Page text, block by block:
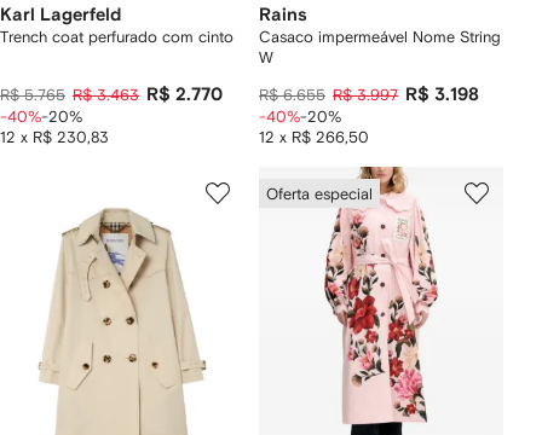
Karl Lagerfeld
Trench coat perfurado com cinto
R$ 5.765 R$ 3.463 R$ 2.770
12 x R$ 230,83
-40%-20%
Rains
Casaco impermeável Nome String
W
R$ 6.655 R$ 3.997 R$ 3.198
12 x R$ 266,50
-40%-20%
Oferta especial